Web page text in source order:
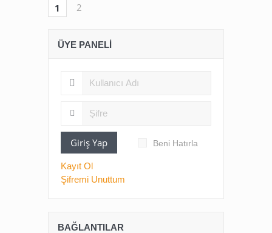
1 2
ÜYE PANELI
Giriş Yap Beni Hatırla
Kayıt Ol
Şifremi Unuttum
BAĞLANTILAR